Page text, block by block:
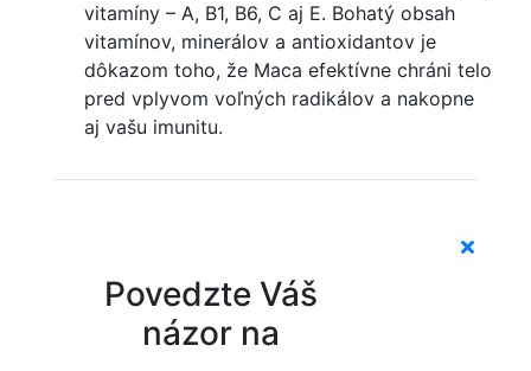
vitamíny – A, B1, B6, C aj E. Bohatý obsah
vitamínov, minerálov a antioxidantov je
dôkazom toho, že Maca efektívne chráni telo
pred vplyvom voľných radikálov a nakopne
aj vašu imunitu.
Povedzte Váš
názor na